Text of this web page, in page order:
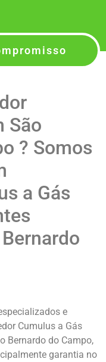
São
? Somos
a Gás
e
Cumulus a Gás
Bernardo do Campo,
garantia no